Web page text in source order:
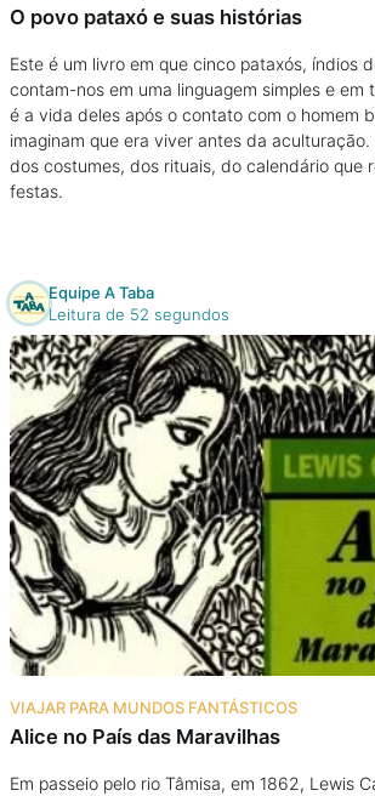
O povo pataxó e suas histórias
Este é um livro em que cinco pataxós, índios
contam-nos em uma linguagem simples e em
é a vida deles após o contato com o homem
imaginam que era viver antes da aculturação.
dos costumes, dos rituais, do calendário que
festas.
Equipe A Taba
Leitura de 52 segundos
VIAJAR PARA MUNDOS FANTÁSTICOS
Alice no País das Maravilhas
Em passeio pelo rio Tâmisa, em 1862, Lewis